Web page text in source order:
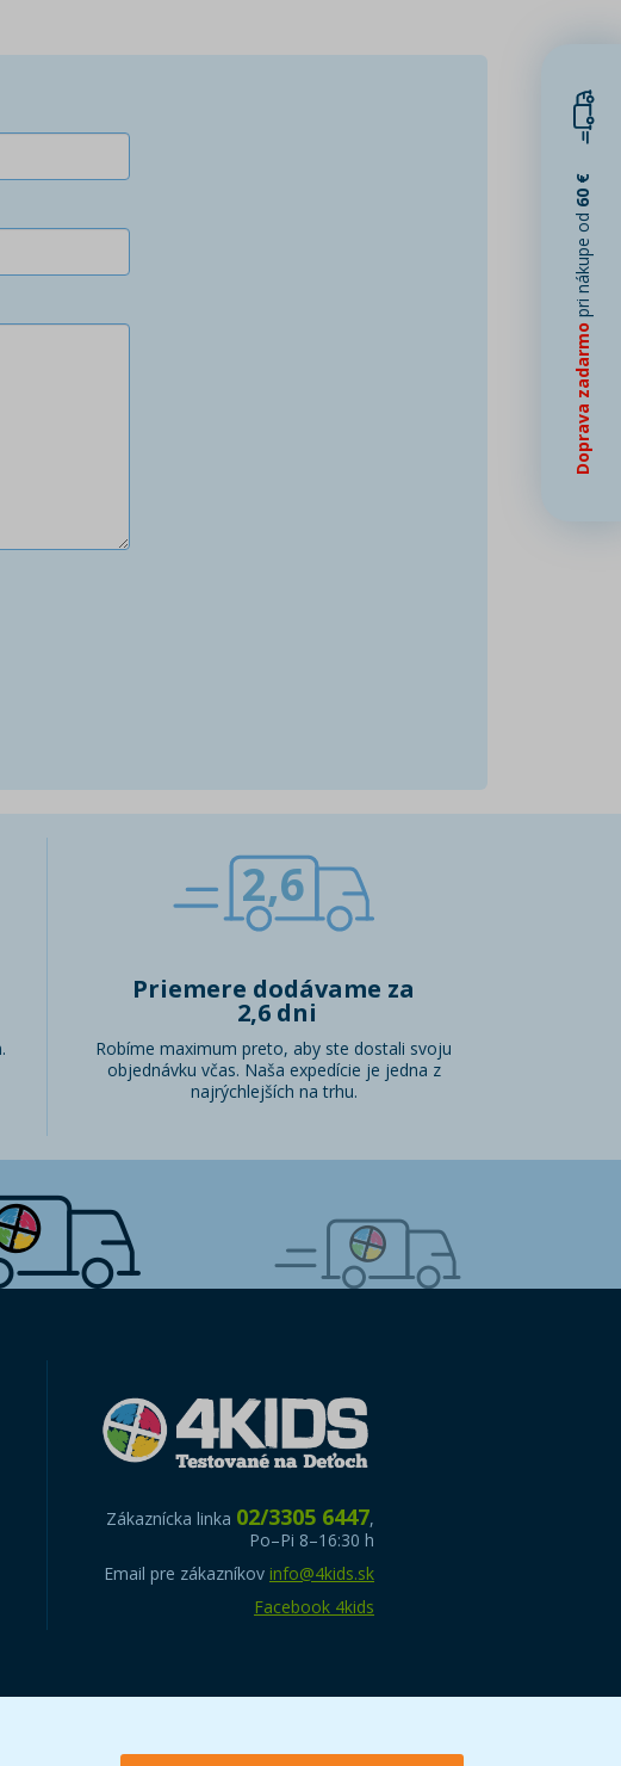
2,6
Priemere dodávame za
2,6 dni
Robíme maximum preto, aby ste dostali svoju
objednávku včas. Naša expedície je jedna z
najrýchlejších na trhu.
Zákaznícka linka 02/3305 6447,
Po–Pi 8–16:30 h
Email pre zákazníkov info@4kids.sk
Facebook 4kids
Doprava zadarmo
pri nákupe od
60 €